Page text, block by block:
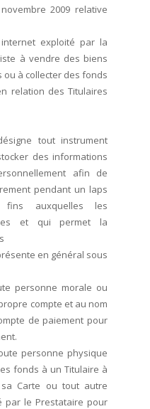
2009 relative
exploité par la
à vendre des biens
ou à collecter des fonds
relation des Titulaires
tout instrument
des informations
afin de
pendant un laps
auxquelles les
et qui permet la
en général sous
personne morale ou
compte et au nom
de paiement pour
personne physique
fonds à un Titulaire à
Carte ou tout autre
par le Prestataire pour